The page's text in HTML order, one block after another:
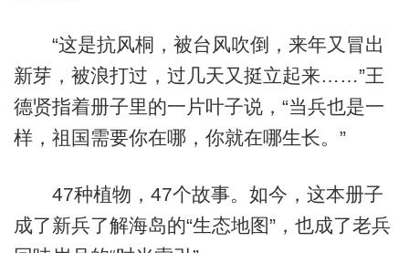
“这是抗风桐，被台风吹倒，来年又冒出
新芽，被浪打过，过几天又挺立起来……”王
德贤指着册子里的一片叶子说，“当兵也是一
样，祖国需要你在哪，你就在哪生长。”
47种植物，47个故事。如今，这本册子
成了新兵了解海岛的“生态地图”，也成了老兵